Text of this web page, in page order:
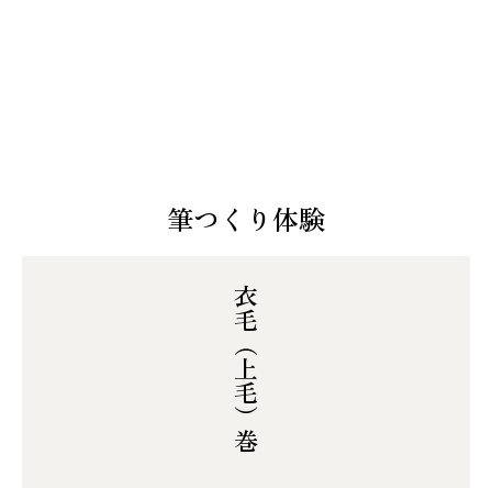
筆つくり体験
衣毛（上毛）巻